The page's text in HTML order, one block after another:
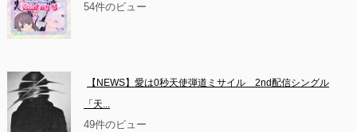
54件のビュー
【NEWS】愛は0秒天使弾道ミサイル　2nd配信シングル
「天...
49件のビュー